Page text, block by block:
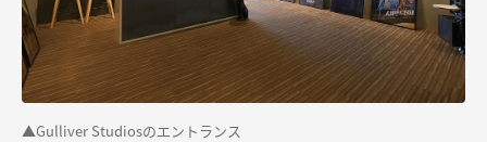
▲Gulliver Studiosのエントランス